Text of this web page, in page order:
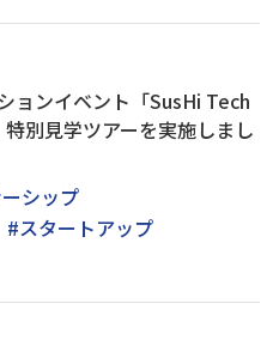
ョンイベント「SusHi Tech
別見学ツアーを実施しまし
シップ
#スタートアップ